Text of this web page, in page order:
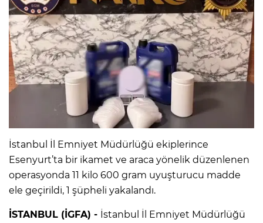
İstanbul İl Emniyet Müdürlüğü ekiplerince
Esenyurt’ta bir ikamet ve araca yönelik düzenlenen
operasyonda 11 kilo 600 gram uyuşturucu madde
ele geçirildi, 1 şüpheli yakalandı.
İSTANBUL (İGFA) - İstanbul İl Emniyet Müdürlüğü